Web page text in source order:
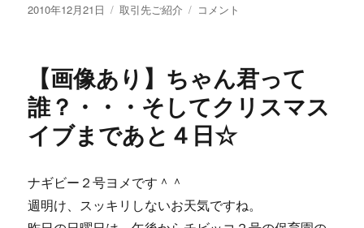
投
2010年12月21日
カ
ー
取引先ご紹介
渋
都
で
ア
ン
バ
ー
ル！！
コメント
【画像あり】ちゃん君って
誰？・・・そしてクリスマス
イブまであと４日☆
ナギビー２号ヨメです＾＾
週明け、スッキリしないお天気ですね。